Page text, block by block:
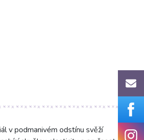
v podmanivém odstínu svěží